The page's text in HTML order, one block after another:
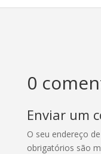
0
Enviar um
O seu endereço
obrigatórios são